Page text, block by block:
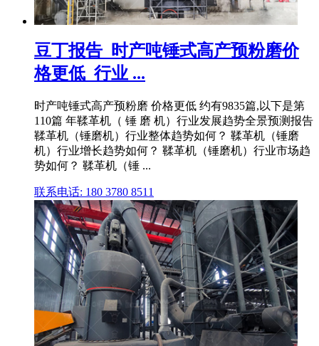
豆丁报告_时产吨锤式高产预粉磨价
格更低_行业 ...
时产吨锤式高产预粉磨 价格更低 约有9835篇,以下是第
110篇 年鞣革机（ 锤 磨 机）行业发展趋势全景预测报告
鞣革机（锤磨机）行业整体趋势如何？ 鞣革机（锤磨
机）行业增长趋势如何？ 鞣革机（锤磨机）行业市场趋
势如何？ 鞣革机（锤 ...
联系电话: 180 3780 8511